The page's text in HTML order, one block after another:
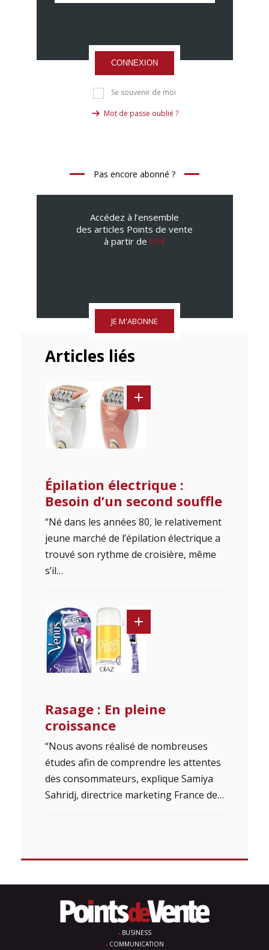
CONNEXION
Se souvenir de moi
Mot de passe oublié ?
Pas encore abonné ?
Accédez à l’ensemble
des articles Points de vente
à partir de 95€
JE M'ABONNE
Articles liés
Épilation électrique :
Besoin d’un second souffle
“Né dans les années 80, le relativement
jeune marché de l’épilation électrique a
trouvé son rythme de croisière, même
s’il…
Rasage : En pleine
croissance
“Nous avons réalisé de nombreuses
études afin de comprendre les attentes
des consommateurs, explique Samiya
Sahridj, directrice marketing France de…
BUSINESS
COMMUNICATION